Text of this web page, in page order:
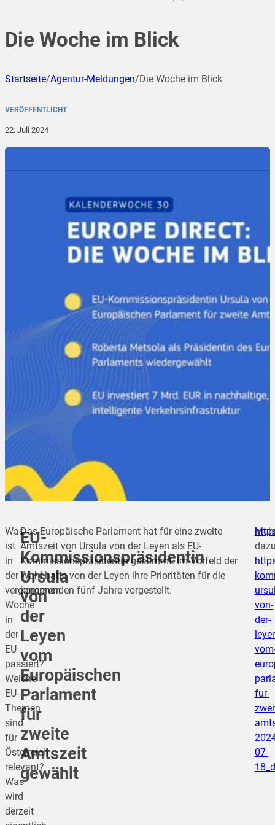
Die Woche im Blick
Startseite/Agentur-Meldungen/Die Woche im Blick
VERÖFFENTLICHT
22. Juli 2024
Was
ist
in
der
vergangenen
Woche
in
der
EU
passiert?
Welche
EU-
Themen
sind
für
Österreich
relevant?
Was
wird
derzeit
EU-
Kommissionspräsidentin
Ursula
von
der
Leyen
vom
Europäischen
Parlament
für
zweite
Amtszeit
gewählt
Das Europäische Parlament hat für eine zweite
Amtszeit von Ursula von der Leyen als EU-
Kommissionspräsidentin gestimmt. Im Vorfeld der
Wahl hatte von der Leyen ihre Prioritäten für die
kommenden fünf Jahre vorgestellt.
von-
der-
fur-
07-